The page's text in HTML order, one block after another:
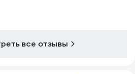
все отзывы